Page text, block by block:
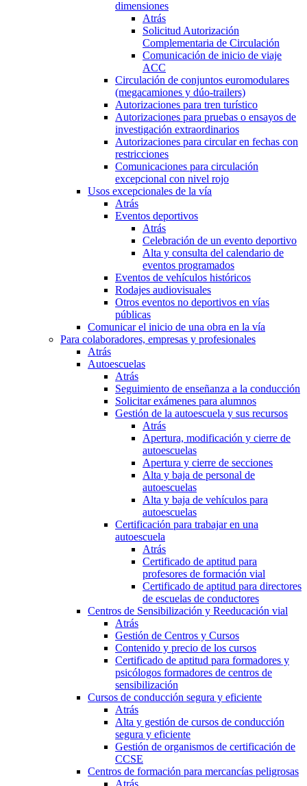
dimensiones
Atrás
Solicitud Autorización
Complementaria de Circulación
Comunicación de inicio de viaje
ACC
Circulación de conjuntos euromodulares
(megacamiones y dúo-trailers)
Autorizaciones para tren turístico
Autorizaciones para pruebas o ensayos de
investigación extraordinarios
Autorizaciones para circular en fechas con
restricciones
Comunicaciones para circulación
excepcional con nivel rojo
Usos excepcionales de la vía
Atrás
Eventos deportivos
Atrás
Celebración de un evento deportivo
Alta y consulta del calendario de
eventos programados
Eventos de vehículos históricos
Rodajes audiovisuales
Otros eventos no deportivos en vías
públicas
Comunicar el inicio de una obra en la vía
Para colaboradores, empresas y profesionales
Atrás
Autoescuelas
Atrás
Seguimiento de enseñanza a la conducción
Solicitar exámenes para alumnos
Gestión de la autoescuela y sus recursos
Atrás
Apertura, modificación y cierre de
autoescuelas
Apertura y cierre de secciones
Alta y baja de personal de
autoescuelas
Alta y baja de vehículos para
autoescuelas
Certificación para trabajar en una
autoescuela
Atrás
Certificado de aptitud para
profesores de formación vial
Certificado de aptitud para directores
de escuelas de conductores
Centros de Sensibilización y Reeducación vial
Atrás
Gestión de Centros y Cursos
Contenido y precio de los cursos
Certificado de aptitud para formadores y
psicólogos formadores de centros de
sensibilización
Cursos de conducción segura y eficiente
Atrás
Alta y gestión de cursos de conducción
segura y eficiente
Gestión de organismos de certificación de
CCSE
Centros de formación para mercancías peligrosas